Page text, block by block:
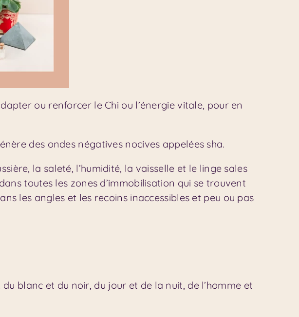
ou renforcer le Chi ou l’énergie vitale, pour en
des ondes négatives nocives appelées sha.
la saleté, l’humidité, la vaisselle et le linge sales
toutes les zones d’immobilisation qui se trouvent
les angles et les recoins inaccessibles et peu ou pas
du blanc et du noir, du jour et de la nuit, de l’homme et